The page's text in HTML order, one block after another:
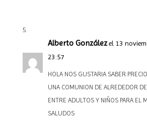
Alberto González el 13
23:57
HOLA NOS GUSTARIA SABER
UNA COMUNION DE ALREDEDOR
ENTRE ADULTOS Y NIÑOS PARA EL
SALUDOS